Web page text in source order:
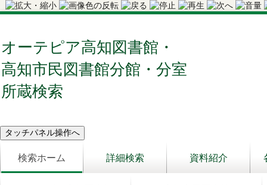
オーテピア高知図書館・
高知市民図書館分館・分室
所蔵検索
検索ホーム 詳細検索 資料紹介